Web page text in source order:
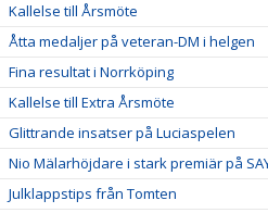
Kallelse till Årsmöte
Åtta medaljer på veteran-DM i helgen
Fina resultat i Norrköping
Kallelse till Extra Årsmöte
Glittrande insatser på Luciaspelen
Nio Mälarhöjdare i stark premiär på
Julklappstips från Tomten